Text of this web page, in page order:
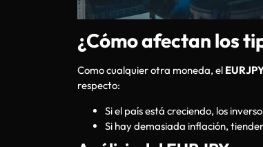
¿Cómo afectan los
Como cualquier otra moneda, el
respecto:
Si el país está creciendo, los
Si hay demasiada inflación,